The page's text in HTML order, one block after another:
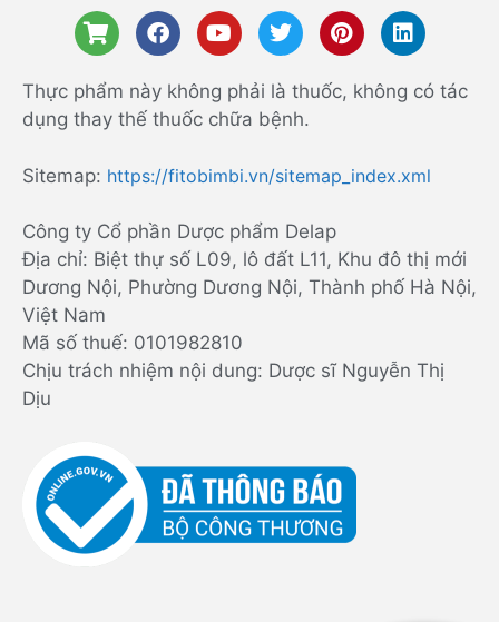
Thực phẩm này không phải là thuốc, không có tác
dụng thay thế thuốc chữa bệnh.
Sitemap: https://fitobimbi.vn/sitemap_index.xml
Công ty Cổ phần Dược phẩm Delap
Địa chỉ: Biệt thự số L09, lô đất L11, Khu đô thị mới
Dương Nội, Phường Dương Nội, Thành phố Hà Nội,
Việt Nam
Mã số thuế: 0101982810
Chịu trách nhiệm nội dung: Dược sĩ Nguyễn Thị
Dịu